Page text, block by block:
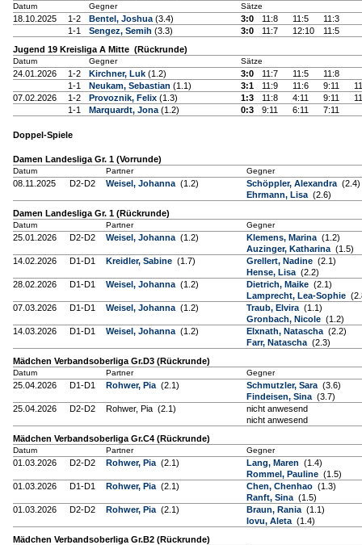
Datum Gegner Sätze
18.10.2025 1-2 Bentel, Joshua (3.4) 3:0 11:8 11:5
11:3
1-1
Sengez, Semih (3.3) 3:0 11:7 12:10
11:5
Jugend 19 Kreisliga A Mitte (Rückrunde)
Datum Gegner Sätze
24.01.2026 1-2 Kirchner, Luk (1.2) 3:0 11:7 11:5
11:8
1-1
Neukam, Sebastian (1.1) 3:1 11:9 11:6 9:11
07.02.2026
1-2 Provoznik, Felix (1.3) 1:3 11:8 4:11 9:11
1-1
Marquardt, Jona (1.2) 0:3 9:11 6:11 7:11
Doppel-Spiele
Damen Landesliga Gr. 1 (Vorrunde)
Datum Partner Gegner
08.11.2025 D2-D2 Weisel, Johanna (1.2) Schöppler, Alexandra (2.4)
Ehrmann, Lisa (2.6)
Damen Landesliga Gr. 1 (Rückrunde)
Datum Partner Gegner
25.01.2026 D2-D2 Weisel, Johanna (1.2) Klemens, Marina (1.2)
Auzinger, Katharina (1.5)
14.02.2026
D1-D1 Kreidler, Sabine (1.7) Grellert, Nadine (2.1)
Hense, Lisa (2.2)
28.02.2026
D1-D1 Weisel, Johanna (1.2) Dietrich, Maike (2.1)
Lamprecht, Lea-Sophie
07.03.2026
D1-D1 Weisel, Johanna (1.2) Traub, Elvira (1.1)
Gronbach, Nicole (1.2)
14.03.2026
D1-D1 Weisel, Johanna (1.2) Elxnath, Natascha (2.2)
Farr, Natascha (2.3)
Mädchen Verbandsoberliga Gr.D3 (Rückrunde)
Datum Partner Gegner
25.04.2026 D1-D1 Rohwer, Pia (2.1) Schmutzler, Sara (3.6)
Findeisen, Sina (3.7)
25.04.2026
D2-D2 Rohwer, Pia (2.1)
nicht anwesend
nicht anwesend
Mädchen Verbandsoberliga Gr.C4 (Rückrunde)
Datum Partner Gegner
01.03.2026 D2-D2 Rohwer, Pia (2.1) Lang, Maren (1.4)
Rommel, Pauline (1.5)
01.03.2026
D1-D1 Rohwer, Pia (2.1) Chen, Chenhao (1.3)
Ranft, Sina (1.5)
01.03.2026
D2-D2 Rohwer, Pia (2.1) Braun, Rania (1.1)
Iovu, Aleta (1.4)
Mädchen Verbandsoberliga Gr.B2 (Rückrunde)